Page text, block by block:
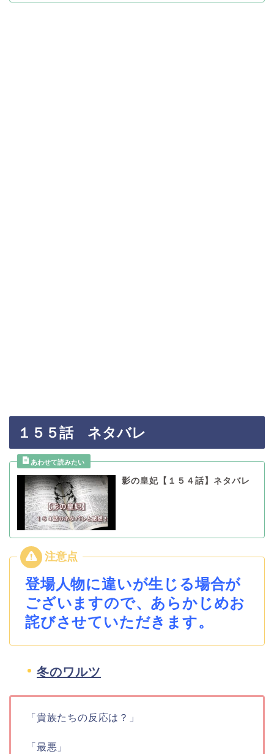
１５５話 ネタバレ
影の皇妃【１５４話】ネタバレ
登場人物に違いが生じる場合が
ございますので、あらかじめお
詫びさせていただきます。
冬のワルツ
「貴族たちの反応は？」
「最悪」